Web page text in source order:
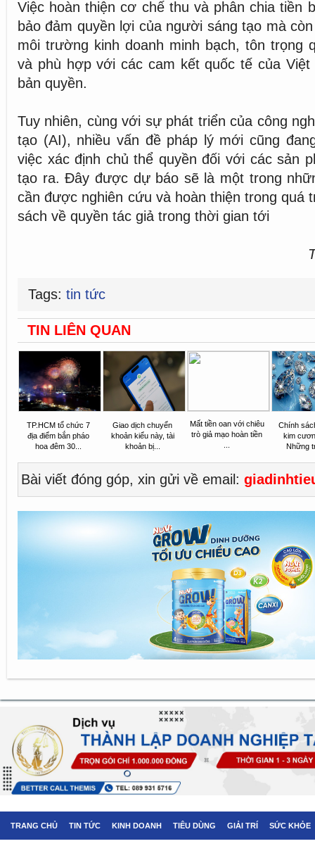
Việc hoàn thiện cơ chế thu và phân chia tiền
bảo đảm quyền lợi của người sáng tạo mà
môi trường kinh doanh minh bạch, tôn trọng
và phù hợp với các cam kết quốc tế của
bản quyền.
Tuy nhiên, cùng với sự phát triển của công
tạo (AI), nhiều vấn đề pháp lý mới cũng
việc xác định chủ thể quyền đối với các sản
tạo ra. Đây được dự báo sẽ là một trong
cần được nghiên cứu và hoàn thiện trong quá
sách về quyền tác giả trong thời gian tới
Tags: tin tức
TIN LIÊN QUAN
TP.HCM tổ chức 7
địa điểm bắn pháo
hoa đêm 30...
Giao dịch chuyển
khoản kiểu này, tài
khoản bị...
Mất tiền oan với chiêu
trò giả mạo hoàn tiền
Chính
kim
Những
Bài viết đóng góp, xin gửi về email:
TRANG CHỦ TIN TỨC KINH DOANH TIÊU DÙNG GIẢI TRÍ SỨC KHỎE